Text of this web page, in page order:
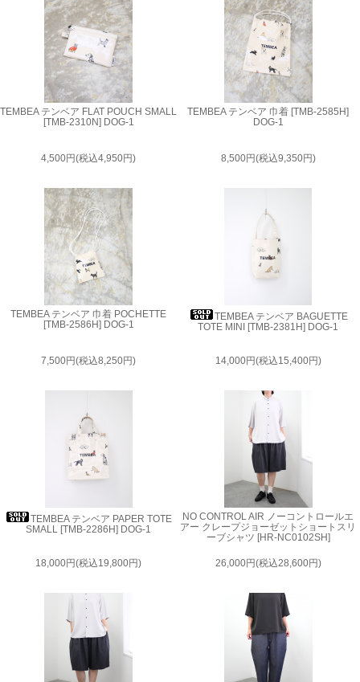
TEMBEA テンベア FLAT POUCH SMALL
[TMB-2310N] DOG-1
4,500円(税込4,950円)
TEMBEA テンベア 巾着 [TMB-2585H]
DOG-1
8,500円(税込9,350円)
TEMBEA テンベア 巾着 POCHETTE
[TMB-2586H] DOG-1
7,500円(税込8,250円)
TEMBEA テンベア BAGUETTE
TOTE MINI [TMB-2381H] DOG-1
14,000円(税込15,400円)
TEMBEA テンベア PAPER TOTE
SMALL [TMB-2286H] DOG-1
18,000円(税込19,800円)
NO CONTROL AIR ノーコントロールエ
アー クレープジョーゼットショートスリ
ーブシャツ [HR-NC0102SH]
26,000円(税込28,600円)